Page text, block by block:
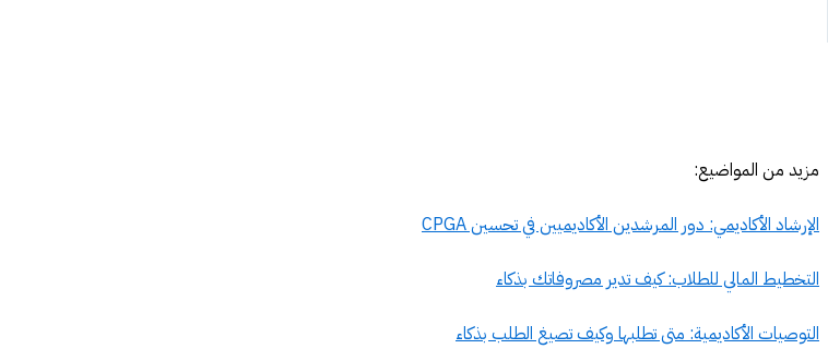
مزيد من المواضيع:
الإرشاد الأكاديمي: دور المرشدين الأكاديميين في تحسين CPGA
التخطيط المالي للطلاب: كيف تدير مصروفاتك بذكاء
التوصيات الأكاديمية: متى تطلبها وكيف تصيغ الطلب بذكاء